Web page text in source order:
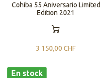
Cohiba 55 Aniversario Limited
Edition 2021
3 150,00 CHF
En stock